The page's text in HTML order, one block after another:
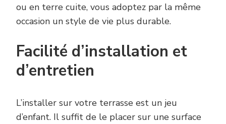
ou en terre cuite, vous adoptez par la même
occasion un style de vie plus durable.
Facilité d’installation et
d’entretien
L’installer sur votre terrasse est un jeu
d’enfant. Il suffit de le placer sur une surface